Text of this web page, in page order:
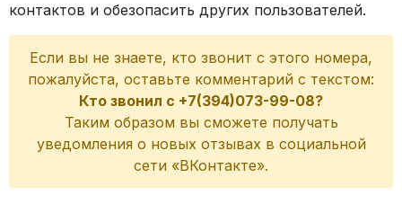
контактов и обезопасить других пользователей.
Если вы не знаете, кто звонит с этого номера,
пожалуйста, оставьте комментарий с текстом:
Кто звонил с +7(394)073-99-08?
Таким образом вы сможете получать
уведомления о новых отзывах в социальной
сети «ВКонтакте».